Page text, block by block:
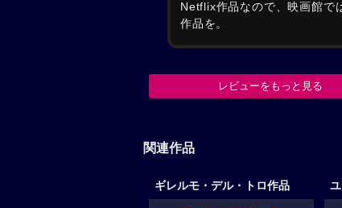
Netflix作品なので、映画館で
作品を。
レビューをもっと見る
関連作品
ギレルモ・デル・トロ作品